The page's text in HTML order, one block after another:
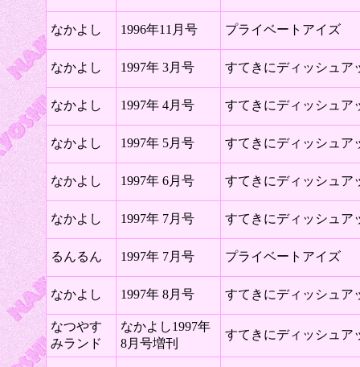
なかよし 1996年11月号 プライベートアイズ
なかよし 1997年 3月号 すてきにディッシュア
なかよし 1997年 4月号 すてきにディッシュア
なかよし 1997年 5月号 すてきにディッシュア
なかよし 1997年 6月号 すてきにディッシュア
なかよし 1997年 7月号 すてきにディッシュア
るんるん 1997年 7月号 プライベートアイズ
なかよし 1997年 8月号 すてきにディッシュア
なつやす
みランド
なかよし1997年
8月号増刊
すてきにディッシュア